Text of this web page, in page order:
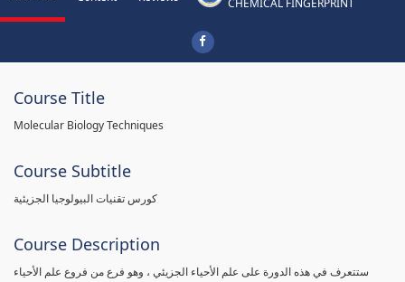
Course Title
Molecular Biology Techniques
Course Subtitle
كورس تقنيات البيولوجيا الجزيئية
Course Description
ستتعرف في هذه الدورة على علم الأحياء الجزيئي ، وهو فرع من فروع علم الأحياء